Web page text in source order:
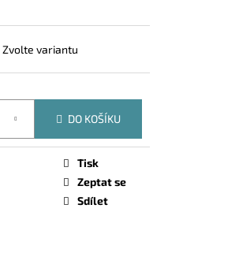
Zvolte variantu
DO KOŠÍKU
Tisk
Zeptat se
Sdílet